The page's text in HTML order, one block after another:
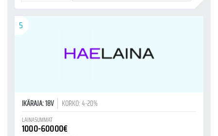
5
IKÄRAJA: 18V KORKO: 4-20%
LAINASUMMAT
1000-60000€